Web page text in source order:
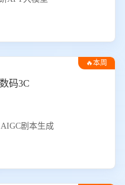
🔥本周
码3C
剧本生成